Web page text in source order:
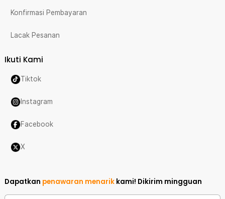
Konfirmasi Pembayaran
Lacak Pesanan
Ikuti Kami
Tiktok
Instagram
Facebook
X
Dapatkan penawaran menarik kami! Dikirim mingguan